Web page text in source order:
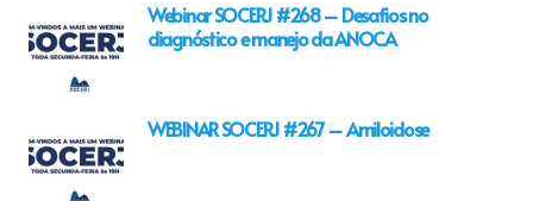
Webinar SOCERJ #268 – Desafios no
diagnóstico e manejo da ANOCA
WEBINAR SOCERJ #267 – Amiloidose